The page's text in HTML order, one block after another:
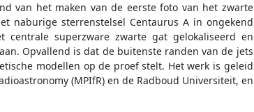
van het maken van de eerste foto van het zwarte
naburige sterrenstelsel Centaurus A in ongekend
superzware zwarte gat gelokaliseerd en
Opvallend is dat de buitenste randen van de jets
modellen op de proef stelt. Het werk is geleid
(MPIfR) en de Radboud Universiteit, en